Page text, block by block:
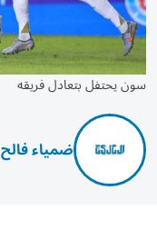
سون يحتفل بتعادل فريقه
ضمياء فالح